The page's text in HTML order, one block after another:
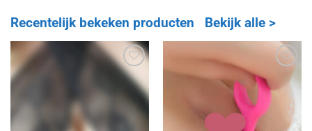
Recentelijk bekeken producten Bekijk alle >
Aan
verlanglijst
toevoegen
Aan
verlanglijst
toevoegen